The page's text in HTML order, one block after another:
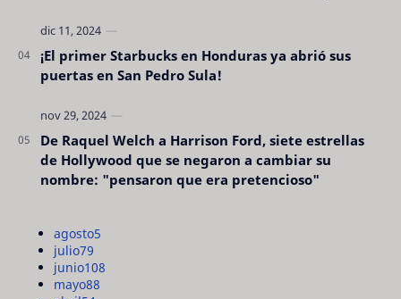
¡El primer Starbucks en Honduras ya abrió sus
puertas en San Pedro Sula!
De Raquel Welch a Harrison Ford, siete estrellas
de Hollywood que se negaron a cambiar su
nombre: "pensaron que era pretencioso"
agosto5
julio79
junio108
mayo88